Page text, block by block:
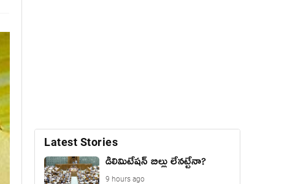
Latest Stories
డీలిమిటేషన్ బిల్లు లేన‌ట్టేనా?
9 hours ago